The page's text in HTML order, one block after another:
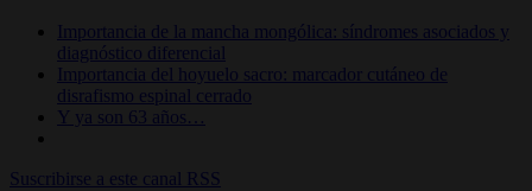
Importancia de la mancha mongólica: síndromes asociados y
diagnóstico diferencial
Importancia del hoyuelo sacro: marcador cutáneo de
disrafismo espinal cerrado
Y ya son 63 años…
Suscribirse a este canal RSS